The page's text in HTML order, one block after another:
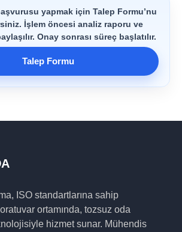
yapmak için Talep Formu’nu
İşlem öncesi analiz raporu ve
Onay sonrası süreç başlatılır.
Talep Formu
ISO standartlarına sahip
ortamında, tozsuz oda
hizmet sunar. Mühendis